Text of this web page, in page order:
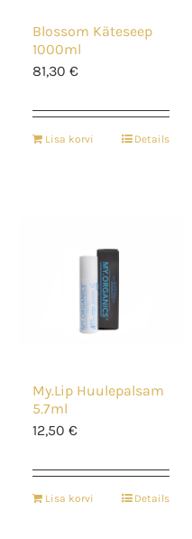
Blossom Käteseep
1000ml
81,30 €
Lisa korvi Details
My.Lip Huulepalsam
5.7ml
12,50 €
Lisa korvi Details